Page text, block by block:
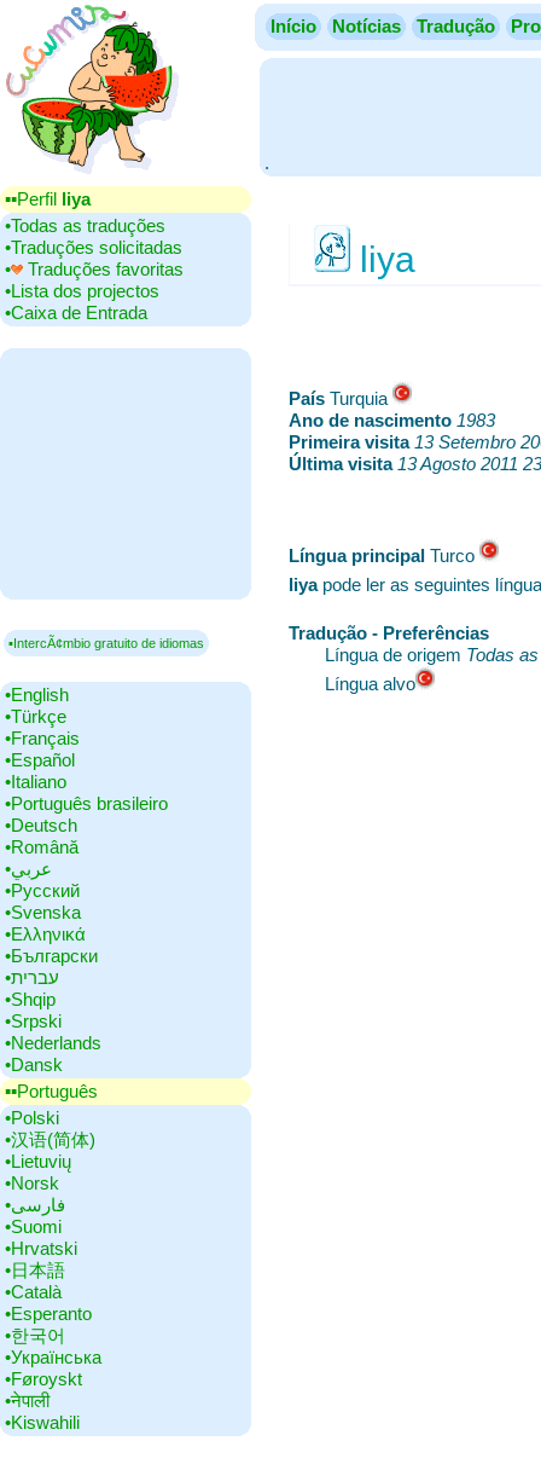
Início Notícias Tradução
.
▪▪‎Perfil liya
•‎Todas as traduções
•‎Traduções solicitadas
•‎
Traduções favoritas
•‎Lista dos projectos
•‎Caixa de Entrada
▪IntercÃ¢mbio gratuito de idiomas
•‎English
•‎Türkçe
•‎Français
•‎Español
•‎Italiano
•‎Português brasileiro
•‎Deutsch
•‎Română
•‎عربي
•‎Русский
•‎Svenska
•‎Ελληνικά
•‎Български
•‎עברית
•‎Shqip
•‎Srpski
•‎Nederlands
•‎Dansk
▪▪‎Português
•‎Polski
•‎汉语(简体)
•‎Lietuvių
•‎Norsk
•‎فارسی
•‎Suomi
•‎Hrvatski
•‎日本語
•‎Català
•‎Esperanto
•‎한국어
•‎Українська
•‎Føroyskt
•‎नेपाली
•‎Kiswahili
liya
País ‎Turquia
Ano de nascimento 1983
Primeira visita‎ 13 Setembro
Última visita‎ 13 Agosto 2011
Língua principal ‎Turco
liyapode ler as seguintes
Tradução - Preferências
Língua de origem Todas
Língua alvo